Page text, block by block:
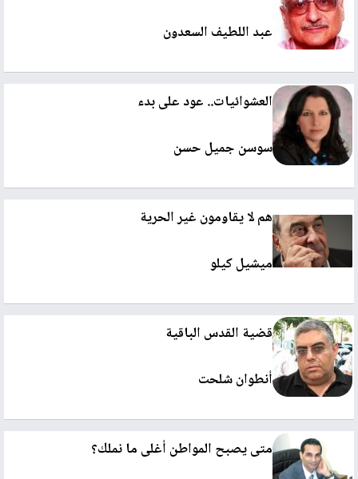
عبد اللطيف السعدون
العشوائيات.. عود على بدء
سوسن جميل حسن
هم لا يقاومون غير الحرية
ميشيل كيلو
قضية القدس الباقية
أنطوان شلحت
متى يصبح المواطن أغلى ما نملك؟